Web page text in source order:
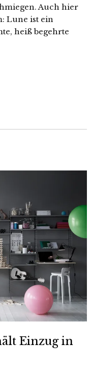
Auch hier
Lune ist ein
heiß begehrte
Einzug in